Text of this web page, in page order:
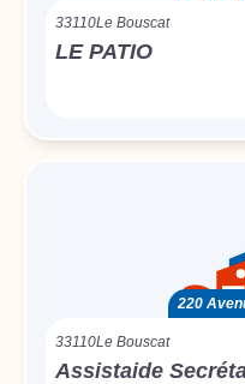
33110Le Bouscat
LE PATIO
220
33110Le Bouscat
Assistaide